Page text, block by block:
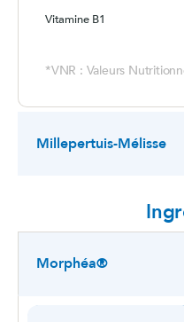
Vitamine B1
*VNR : Valeurs
Millepertuis-Mélisse
Morphéa®